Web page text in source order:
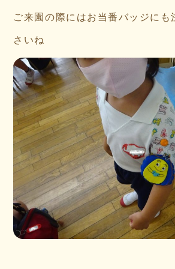
ご来園の際にはお当番バッジにも
さいね